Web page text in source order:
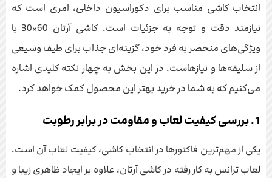
انتخاب کاشی مناسب برای دکوراسیون داخلی، امری است که
نیازمند دقت و توجه به جزئیات است. کاشی آرتان 60×30 با
ویژگی‌های منحصر به فرد خود، گزینه‌ای جذاب برای طیف وسیعی
از سلیقه‌ها و نیازهاست. در این بخش به چهار نکته کلیدی اشاره
می‌کنیم که به شما در خرید بهتر این محصول کمک خواهد کرد.
1. بررسی کیفیت لعاب و مقاومت در برابر رطوبت
یکی از مهم‌ترین فاکتورها در انتخاب کاشی، کیفیت لعاب آن است.
لعاب ترانس به کار رفته در کاشی آرتان، علاوه بر ایجاد ظاهری زیبا و